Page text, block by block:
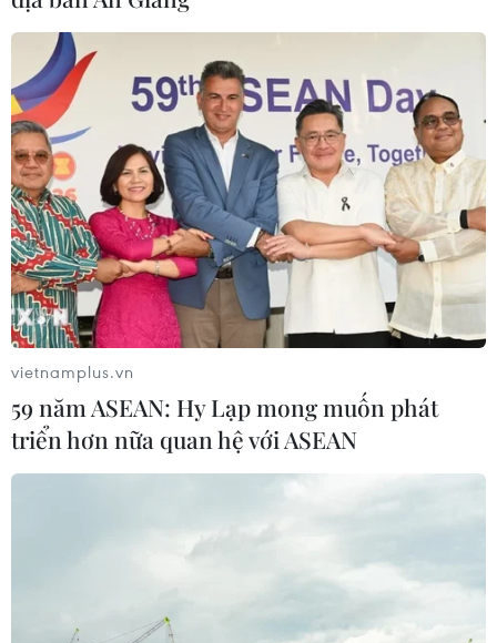
500 doanh nghiệp tham gia tháng khuyến
mại Hà Nội 2016
04/11/2016 22:46
Tối 4/11, Tháng Khuyến mại Hà Nội 2016 đã chính thức
khai mạc tại Quảng trường tượng đài Lý Thái Tổ với sự
tham gia của gần 500 doanh nghiệp cùng hơn 1.000
điểm khuyến mại và 32 Điểm Vàng.
vietnamplus.vn
59 năm ASEAN: Hy Lạp mong muốn phát
triển hơn nữa quan hệ với ASEAN